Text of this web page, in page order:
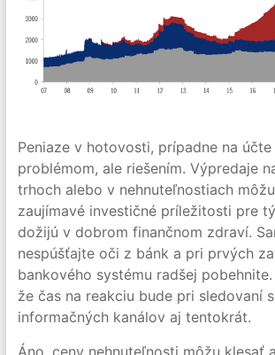
Peniaze v hotovosti, prípadne na
problémom, ale riešením. Výpredaje
trhoch alebo v nehnuteľnostiach
zaujímavé investičné príležitosti pre
dožijú v dobrom finančnom zdraví.
nespúšťajte oči z bánk a pri prvých
bankového systému radšej
že čas na reakciu bude pri sledovaní
informačných kanálov aj tentokrát.